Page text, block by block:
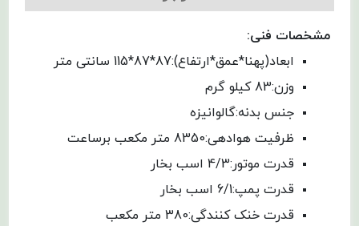
مشخصات فنی:
ابعاد(پهنا*عمق*ارتفاع):87*87*115 سانتی متر
وزن:83 کیلو گرم
جنس بدنه:گالوانیزه
ظرفیت هوادهی:8350 متر مکعب برساعت
قدرت موتور:4/3 اسب بخار
قدرت پمپ:6/1 اسب بخار
قدرت خنک کنندگی:380 متر مکعب